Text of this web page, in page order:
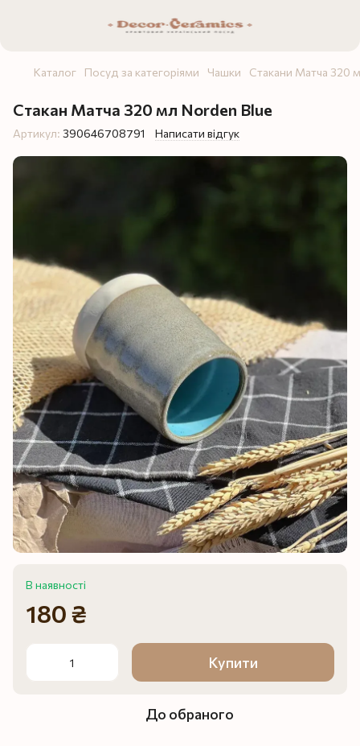
Каталог Посуд за категоріями Чашки Стакани Матча 320
Стакан Матча 320 мл Norden Blue
Артикул: 390646708791 Написати відгук
В наявності
180 ₴
Купити
До обраного